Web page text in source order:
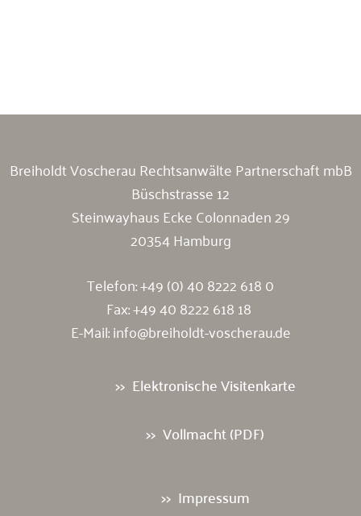
Breiholdt Voscherau Rechtsanwälte Partnerschaft mbB
Büschstrasse 12
Steinwayhaus Ecke Colonnaden 29
20354 Hamburg
Telefon:+49 (0) 40 8222 618 0
Fax: +49 40 8222 618 18
E-Mail:info@breiholdt-voscherau.de
Elektronische Visitenkarte
Vollmacht (PDF)
Impressum